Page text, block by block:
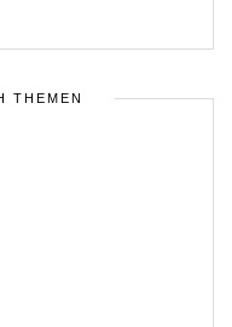
THEMEN